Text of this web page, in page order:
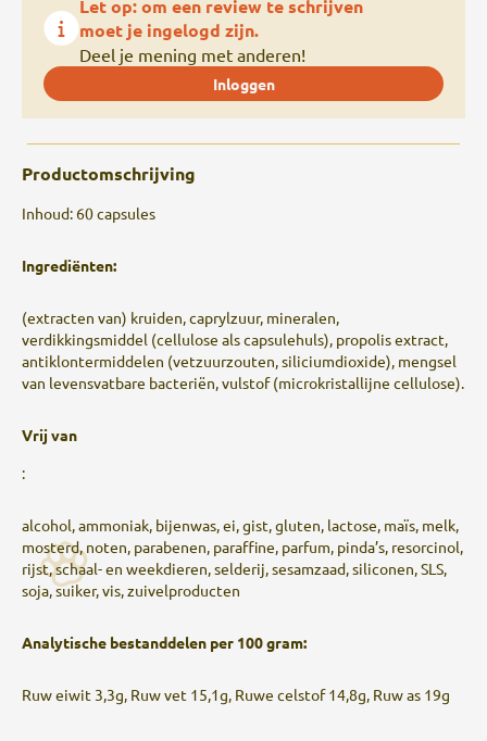
Let op: om een review te schrijven
moet je ingelogd zijn.
Deel je mening met anderen!
Inloggen
Productomschrijving
Inhoud: 60 capsules
Ingrediënten:
(extracten van) kruiden, caprylzuur, mineralen,
verdikkingsmiddel (cellulose als capsulehuls), propolis extract,
antiklontermiddelen (vetzuurzouten, siliciumdioxide), mengsel
van levensvatbare bacteriën, vulstof (microkristallijne cellulose).
Vrij van
:
alcohol, ammoniak, bijenwas, ei, gist, gluten, lactose, maïs, melk,
mosterd, noten, parabenen, paraffine, parfum, pinda’s, resorcinol,
rijst, schaal- en weekdieren, selderij, sesamzaad, siliconen, SLS,
soja, suiker, vis, zuivelproducten
Analytische bestanddelen per 100 gram:
Ruw eiwit 3,3g, Ruw vet 15,1g, Ruwe celstof 14,8g, Ruw as 19g